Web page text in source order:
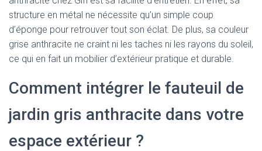
structure en métal ne nécessite qu’un simple coup
d’éponge pour retrouver tout son éclat. De plus, sa couleur
grise anthracite ne craint ni les taches ni les rayons du soleil,
ce qui en fait un mobilier d’extérieur pratique et durable.
Comment intégrer le fauteuil de
jardin gris anthracite dans votre
espace extérieur ?